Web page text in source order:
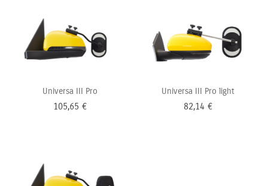
Universa III Pro
105,65 €
Universa III Pro light
82,14 €